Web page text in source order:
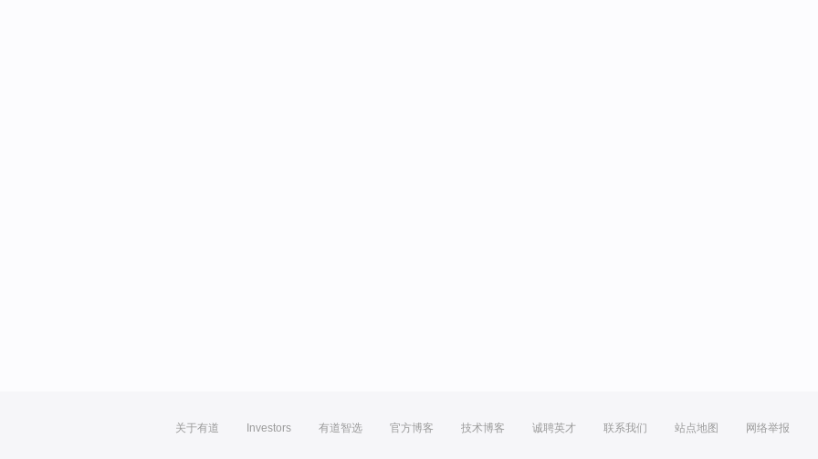
关于有道 Investors 有道智选 官方博客 技术博客 诚聘英才 联系我们 站点地图 网络举报